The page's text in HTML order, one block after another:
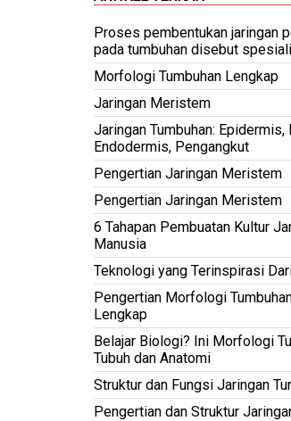
Proses pembentukan jaringan
pada tumbuhan disebut
Morfologi Tumbuhan Lengkap
Jaringan Meristem
Jaringan Tumbuhan:
Endodermis, Pengangkut
Pengertian Jaringan Meristem
Pengertian Jaringan Meristem
6 Tahapan Pembuatan Kultur
Manusia
Teknologi yang Terinspirasi
Pengertian Morfologi
Lengkap
Belajar Biologi? Ini Morfologi
Tubuh dan Anatomi
Struktur dan Fungsi Jaringan
Pengertian dan Struktur